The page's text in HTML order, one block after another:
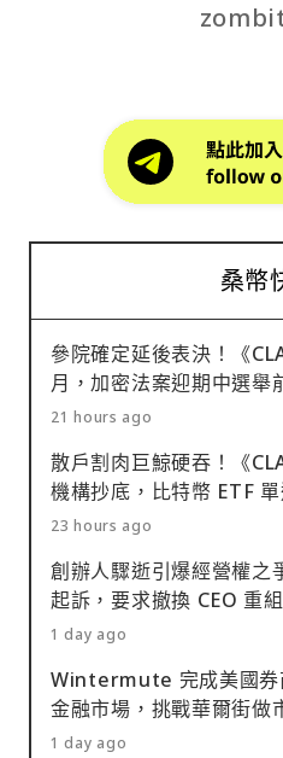
桑幣
參院確定延後表決！《
月，加密法案迎期中選舉
21 hours ago
散戶割肉巨鯨硬吞！《
機構抄底，比特幣 ETF
23 hours ago
創辦人驟逝引爆經營權
起訴，要求撤換 CEO 重
1 day ago
Wintermute 完成美國券
金融市場，挑戰華爾街做
1 day ago